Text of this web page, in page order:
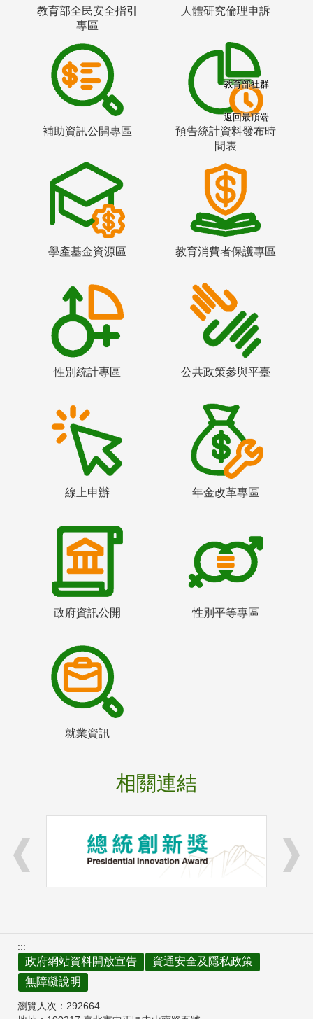
教育部全民安全指引
專區
人體研究倫理申訴
補助資訊公開專區
預告統計資料發布時
間表
學產基金資源區 教育消費者保護專區
性別統計專區 公共政策參與平臺
線上申辦 年金改革專區
政府資訊公開 性別平等專區
就業資訊
相關連結
教育部社群
返回最頂端
:::
政府網站資料開放宣告
資通安全及隱私政策
無障礙說明
瀏覽人次： 292664